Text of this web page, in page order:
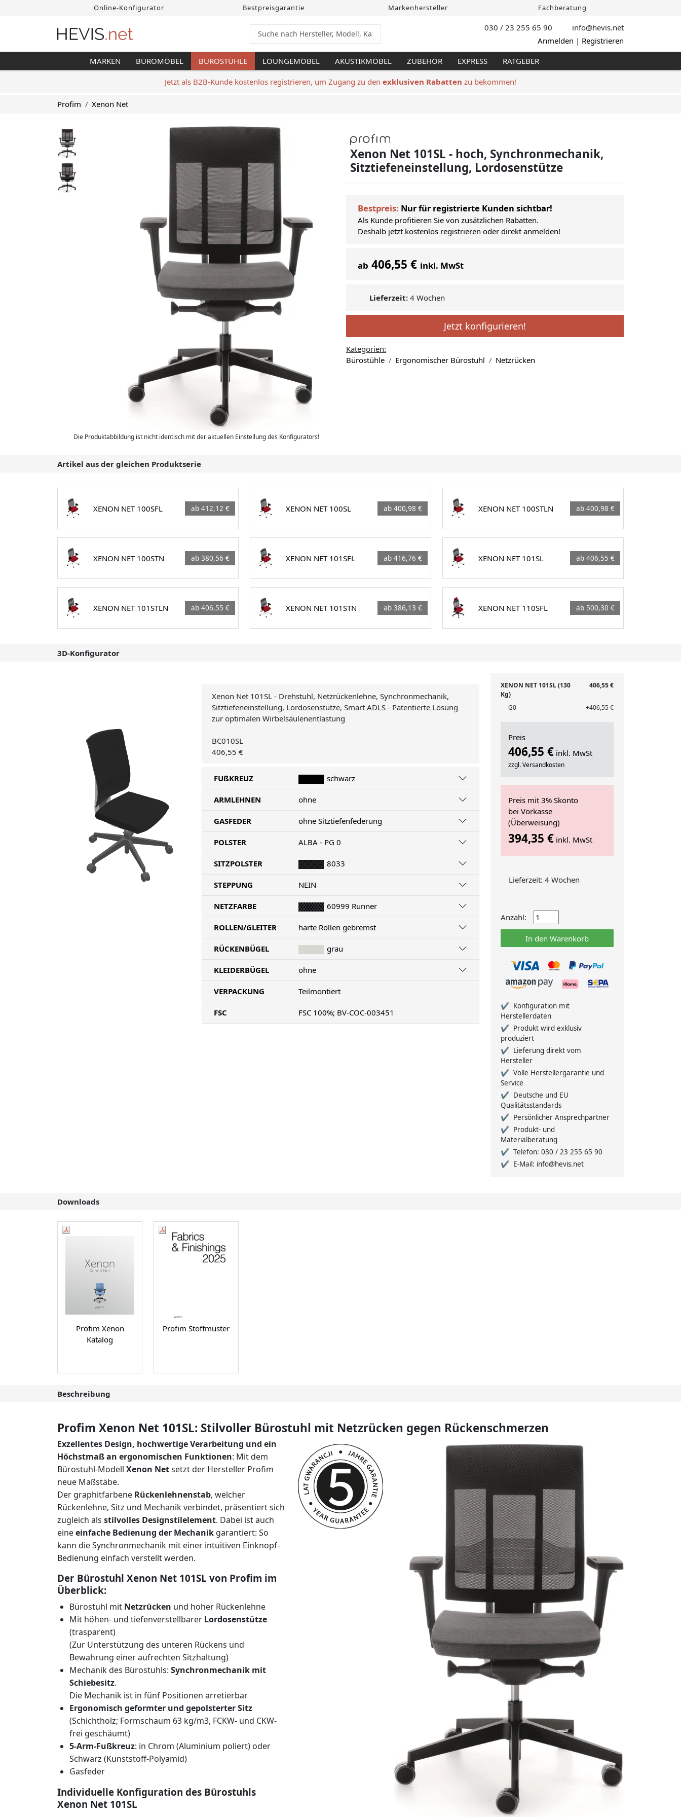
Online-Konfigurator Bestpreisgarantie Markenhersteller Fachberatung
030 / 23 255 65 90 info@hevis.net
Anmelden | Registrieren
MARKEN BÜROMÖBEL BÜROSTÜHLE LOUNGEMÖBEL AKUSTIKMÖBEL ZUBEHÖR EXPRESS RATGEBER
Jetzt als B2B-Kunde kostenlos registrieren, um Zugang zu den exklusiven Rabatten zu bekommen!
Profim Xenon Net
Die Produktabbildung ist nicht identisch mit der aktuellen Einstellung des Konfigurators!
Xenon Net 101SL - hoch, Synchronmechanik,
Sitztiefeneinstellung, Lordosenstütze
Bestpreis: Nur für registrierte Kunden sichtbar!
Als Kunde profitieren Sie von zusätzlichen Rabatten.
Deshalb jetzt kostenlos registrieren oder direkt anmelden!
ab 406,55 € inkl. MwSt
Lieferzeit: 4 Wochen
Jetzt konfigurieren!
Kategorien:
Bürostühle
Ergonomischer Bürostuhl Netzrücken
Artikel aus der gleichen Produktserie
XENON NET 100SFL ab 412,12 € XENON NET 100SL ab 400,98 € XENON NET 100STLN ab 400,98 €
XENON NET 100STN ab 380,56 € XENON NET 101SFL ab 416,76 € XENON NET 101SL ab 406,55 €
XENON NET 101STLN ab 406,55 € XENON NET 101STN ab 386,13 € XENON NET 110SFL ab 500,30 €
3D-Konfigurator
Xenon Net 101SL - Drehstuhl, Netzrückenlehne, Synchronmechanik,
Sitztiefeneinstellung, Lordosenstütze, Smart ADLS - Patentierte Lösung
zur optimalen Wirbelsäulenentlastung
BC010SL
406,55 €
FUßKREUZ schwarz
ARMLEHNEN ohne
GASFEDER ohne Sitztiefenfederung
POLSTER ALBA - PG 0
SITZPOLSTER 8033
STEPPUNG NEIN
NETZFARBE 60999 Runner
ROLLEN/GLEITER harte Rollen gebremst
RÜCKENBÜGEL grau
KLEIDERBÜGEL ohne
VERPACKUNG Teilmontiert
FSC FSC 100%; BV-COC-003451
XENON NET 101SL (130
Kg)
406,55 €
G0 +406,55 €
Preis
406,55 € inkl. MwSt
zzgl. Versandkosten
Preis mit 3% Skonto
bei Vorkasse
(Überweisung)
394,35 € inkl. MwSt
Lieferzeit: 4 Wochen
Anzahl:
In den Warenkorb
Konfiguration mit
Herstellerdaten
Produkt wird exklusiv
produziert
Lieferung direkt vom
Hersteller
Volle Herstellergarantie und
Service
Deutsche und EU
Qualitätsstandards
Persönlicher Ansprechpartner
Produkt- und
Materialberatung
Telefon: 030 / 23 255 65 90
E-Mail: info@hevis.net
Downloads
Profim Xenon
Katalog
Profim Stoffmuster
Beschreibung
Profim Xenon Net 101SL: Stilvoller Bürostuhl mit Netzrücken gegen Rückenschmerzen
Exzellentes Design, hochwertige Verarbeitung und ein
Höchstmaß an ergonomischen Funktionen: Mit dem
Bürostuhl-ModellXenon Netsetzt der Hersteller Profim
neue Maßstäbe.
Der graphitfarbene Rückenlehnenstab, welcher
Rückenlehne, Sitz und Mechanik verbindet, präsentiert sich
zugleich alsstilvolles Designstilelement. Dabei ist auch
eineeinfache Bedienung der Mechanik garantiert: So
kann die Synchronmechanik mit einer intuitiven Einknopf-
Bedienung einfach verstellt werden.
Der Bürostuhl Xenon Net 101SL von Profim im
Überblick:
Bürostuhl mit Netzrücken und hoher Rückenlehne
Mit höhen- und tiefenverstellbarer Lordosenstütze
(trasparent)
(Zur Unterstützung des unteren Rückens und
Bewahrung einer aufrechten Sitzhaltung)
Mechanik des Bürostuhls:Synchronmechanik mit
Schiebesitz.
Die Mechanik ist in fünf Positionen arretierbar
Ergonomisch geformter und gepolsterter Sitz
(Schichtholz; Formschaum 63 kg/m3, FCKW- und CKW-
frei geschäumt)
5-Arm-Fußkreuz: in Chrom (Aluminium poliert) oder
Schwarz (Kunststoff-Polyamid)
Gasfeder
Individuelle Konfiguration des Bürostuhls
Xenon Net 101SL